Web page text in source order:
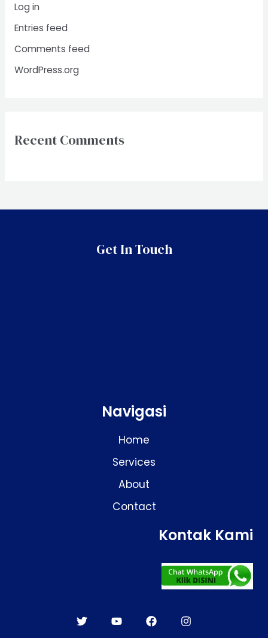
Log in
Entries feed
Comments feed
WordPress.org
Recent Comments
Get In Touch
Navigasi
Home
Services
About
Contact
Kontak Kami